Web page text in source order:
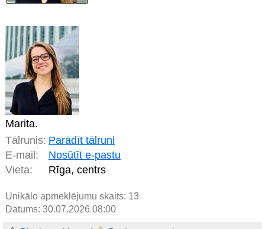
Marita.
Tālrunis: Parādīt tālruni
E-mail:
Nosūtīt e-pastu
Vieta:
Rīga, centrs
Unikālo apmeklējumu skaits: 13
Datums: 30.07.2026 08:00